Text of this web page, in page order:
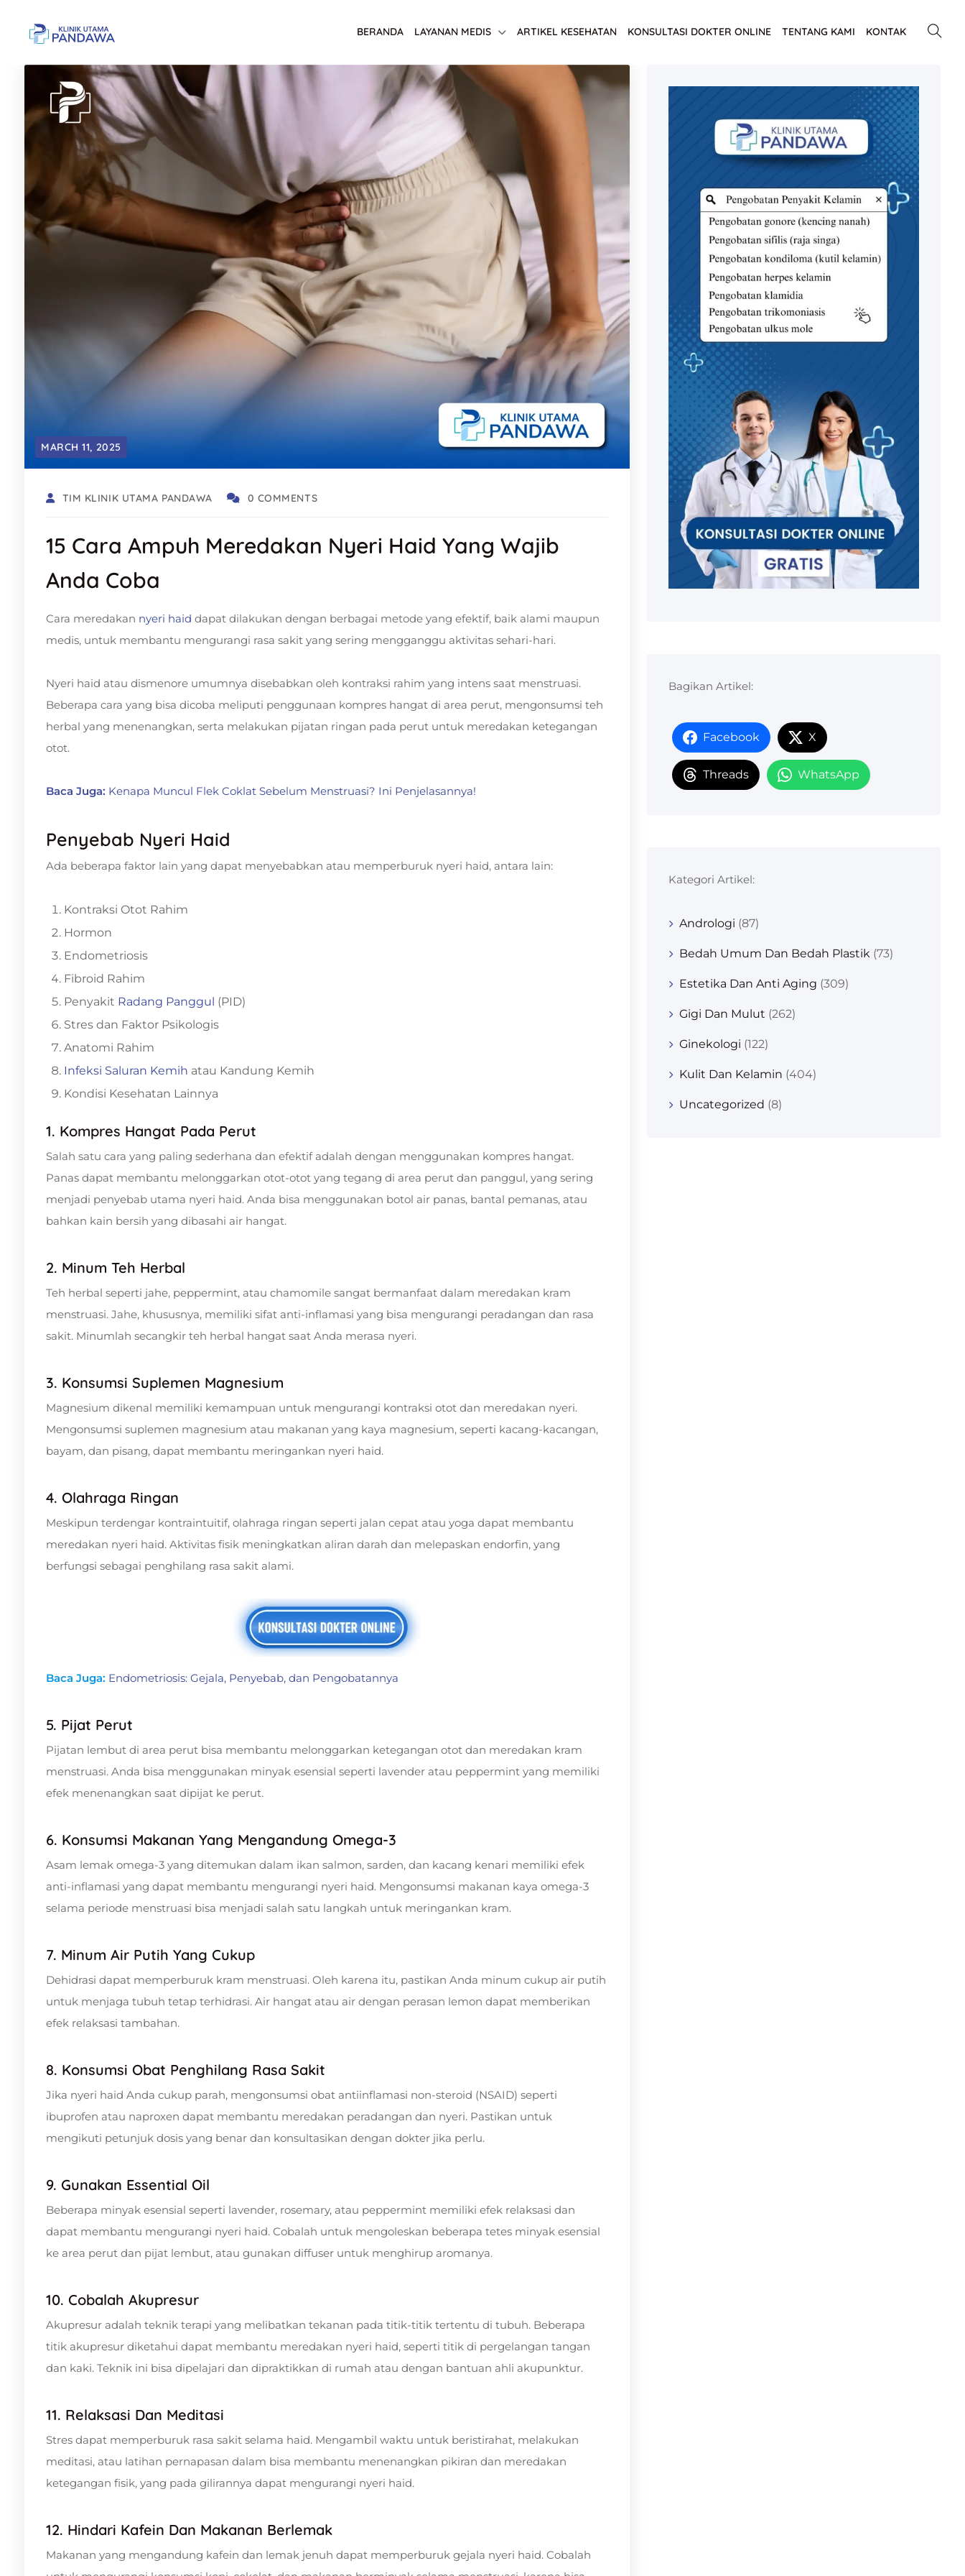
BERANDA LAYANAN MEDIS ARTIKEL KESEHATAN KONSULTASI DOKTER ONLINE TENTANG KAMI KONTAK
MARCH 11, 2025
TIM KLINIK UTAMA PANDAWA 0 COMMENTS
15 Cara Ampuh Meredakan Nyeri Haid Yang Wajib
Anda Coba
Cara meredakan nyeri haid dapat dilakukan dengan berbagai metode yang efektif, baik alami maupun
medis, untuk membantu mengurangi rasa sakit yang sering mengganggu aktivitas sehari-hari.
Nyeri haid atau dismenore umumnya disebabkan oleh kontraksi rahim yang intens saat menstruasi.
Beberapa cara yang bisa dicoba meliputi penggunaan kompres hangat di area perut, mengonsumsi teh
herbal yang menenangkan, serta melakukan pijatan ringan pada perut untuk meredakan ketegangan
otot.
Baca Juga: Kenapa Muncul Flek Coklat Sebelum Menstruasi? Ini Penjelasannya!
Penyebab Nyeri Haid
Ada beberapa faktor lain yang dapat menyebabkan atau memperburuk nyeri haid, antara lain:
Kontraksi Otot Rahim
Hormon
Endometriosis
Fibroid Rahim
Penyakit Radang Panggul (PID)
Stres dan Faktor Psikologis
Anatomi Rahim
Infeksi Saluran Kemih atau Kandung Kemih
Kondisi Kesehatan Lainnya
1. Kompres Hangat Pada Perut
Salah satu cara yang paling sederhana dan efektif adalah dengan menggunakan kompres hangat.
Panas dapat membantu melonggarkan otot-otot yang tegang di area perut dan panggul, yang sering
menjadi penyebab utama nyeri haid. Anda bisa menggunakan botol air panas, bantal pemanas, atau
bahkan kain bersih yang dibasahi air hangat.
2. Minum Teh Herbal
Teh herbal seperti jahe, peppermint, atau chamomile sangat bermanfaat dalam meredakan kram
menstruasi. Jahe, khususnya, memiliki sifat anti-inflamasi yang bisa mengurangi peradangan dan rasa
sakit. Minumlah secangkir teh herbal hangat saat Anda merasa nyeri.
3. Konsumsi Suplemen Magnesium
Magnesium dikenal memiliki kemampuan untuk mengurangi kontraksi otot dan meredakan nyeri.
Mengonsumsi suplemen magnesium atau makanan yang kaya magnesium, seperti kacang-kacangan,
bayam, dan pisang, dapat membantu meringankan nyeri haid.
4. Olahraga Ringan
Meskipun terdengar kontraintuitif, olahraga ringan seperti jalan cepat atau yoga dapat membantu
meredakan nyeri haid. Aktivitas fisik meningkatkan aliran darah dan melepaskan endorfin, yang
berfungsi sebagai penghilang rasa sakit alami.
Baca Juga: Endometriosis: Gejala, Penyebab, dan Pengobatannya
5. Pijat Perut
Pijatan lembut di area perut bisa membantu melonggarkan ketegangan otot dan meredakan kram
menstruasi. Anda bisa menggunakan minyak esensial seperti lavender atau peppermint yang memiliki
efek menenangkan saat dipijat ke perut.
6. Konsumsi Makanan Yang Mengandung Omega-3
Asam lemak omega-3 yang ditemukan dalam ikan salmon, sarden, dan kacang kenari memiliki efek
anti-inflamasi yang dapat membantu mengurangi nyeri haid. Mengonsumsi makanan kaya omega-3
selama periode menstruasi bisa menjadi salah satu langkah untuk meringankan kram.
7. Minum Air Putih Yang Cukup
Dehidrasi dapat memperburuk kram menstruasi. Oleh karena itu, pastikan Anda minum cukup air putih
untuk menjaga tubuh tetap terhidrasi. Air hangat atau air dengan perasan lemon dapat memberikan
efek relaksasi tambahan.
8. Konsumsi Obat Penghilang Rasa Sakit
Jika nyeri haid Anda cukup parah, mengonsumsi obat antiinflamasi non-steroid (NSAID) seperti
ibuprofen atau naproxen dapat membantu meredakan peradangan dan nyeri. Pastikan untuk
mengikuti petunjuk dosis yang benar dan konsultasikan dengan dokter jika perlu.
9. Gunakan Essential Oil
Beberapa minyak esensial seperti lavender, rosemary, atau peppermint memiliki efek relaksasi dan
dapat membantu mengurangi nyeri haid. Cobalah untuk mengoleskan beberapa tetes minyak esensial
ke area perut dan pijat lembut, atau gunakan diffuser untuk menghirup aromanya.
10. Cobalah Akupresur
Akupresur adalah teknik terapi yang melibatkan tekanan pada titik-titik tertentu di tubuh. Beberapa
titik akupresur diketahui dapat membantu meredakan nyeri haid, seperti titik di pergelangan tangan
dan kaki. Teknik ini bisa dipelajari dan dipraktikkan di rumah atau dengan bantuan ahli akupunktur.
11. Relaksasi Dan Meditasi
Stres dapat memperburuk rasa sakit selama haid. Mengambil waktu untuk beristirahat, melakukan
meditasi, atau latihan pernapasan dalam bisa membantu menenangkan pikiran dan meredakan
ketegangan fisik, yang pada gilirannya dapat mengurangi nyeri haid.
12. Hindari Kafein Dan Makanan Berlemak
Makanan yang mengandung kafein dan lemak jenuh dapat memperburuk gejala nyeri haid. Cobalah
Bagikan Artikel:
Facebook X
Threads WhatsApp
Kategori Artikel:
Andrologi (87)
Bedah Umum Dan Bedah Plastik (73)
Estetika Dan Anti Aging (309)
Gigi Dan Mulut (262)
Ginekologi (122)
Kulit Dan Kelamin (404)
Uncategorized (8)